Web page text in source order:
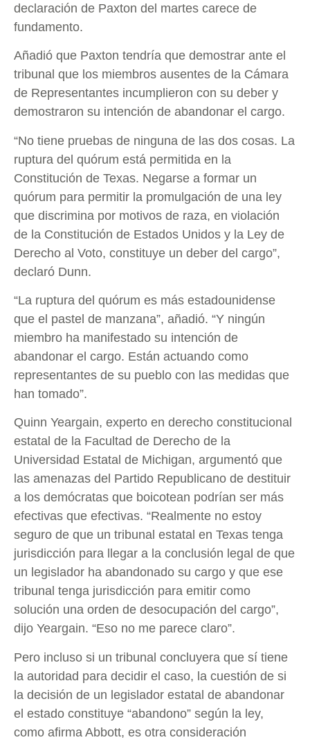
declaración de Paxton del martes carece de
fundamento.
Añadió que Paxton tendría que demostrar ante el
tribunal que los miembros ausentes de la Cámara
de Representantes incumplieron con su deber y
demostraron su intención de abandonar el cargo.
“No tiene pruebas de ninguna de las dos cosas. La
ruptura del quórum está permitida en la
Constitución de Texas. Negarse a formar un
quórum para permitir la promulgación de una ley
que discrimina por motivos de raza, en violación
de la Constitución de Estados Unidos y la Ley de
Derecho al Voto, constituye un deber del cargo”,
declaró Dunn.
“La ruptura del quórum es más estadounidense
que el pastel de manzana”, añadió. “Y ningún
miembro ha manifestado su intención de
abandonar el cargo. Están actuando como
representantes de su pueblo con las medidas que
han tomado”.
Quinn Yeargain, experto en derecho constitucional
estatal de la Facultad de Derecho de la
Universidad Estatal de Michigan, argumentó que
las amenazas del Partido Republicano de destituir
a los demócratas que boicotean podrían ser más
efectivas que efectivas. “Realmente no estoy
seguro de que un tribunal estatal en Texas tenga
jurisdicción para llegar a la conclusión legal de que
un legislador ha abandonado su cargo y que ese
tribunal tenga jurisdicción para emitir como
solución una orden de desocupación del cargo”,
dijo Yeargain. “Eso no me parece claro”.
Pero incluso si un tribunal concluyera que sí tiene
la autoridad para decidir el caso, la cuestión de si
la decisión de un legislador estatal de abandonar
el estado constituye “abandono” según la ley,
como afirma Abbott, es otra consideración